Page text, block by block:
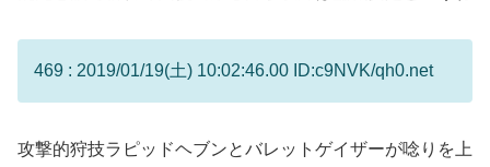
469 : 2019/01/19(土) 10:02:46.00 ID:c9NVK/qh0.net
攻撃的狩技ラピッドヘブンとバレットゲイザーが唸りを上